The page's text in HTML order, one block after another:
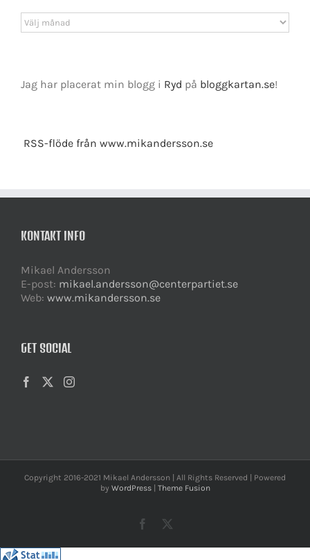
Arkiv
Jag har placerat min blogg i Ryd på bloggkartan.se!
RSS-flöde från www.mikandersson.se
KONTAKT INFO
Mikael Andersson
E-post: mikael.andersson@centerpartiet.se
Web: www.mikandersson.se
GET SOCIAL
Copyright 2016-2021 Mikael Andersson | All Rights Reserved | Powered
by WordPress| Theme Fusion
Facebook